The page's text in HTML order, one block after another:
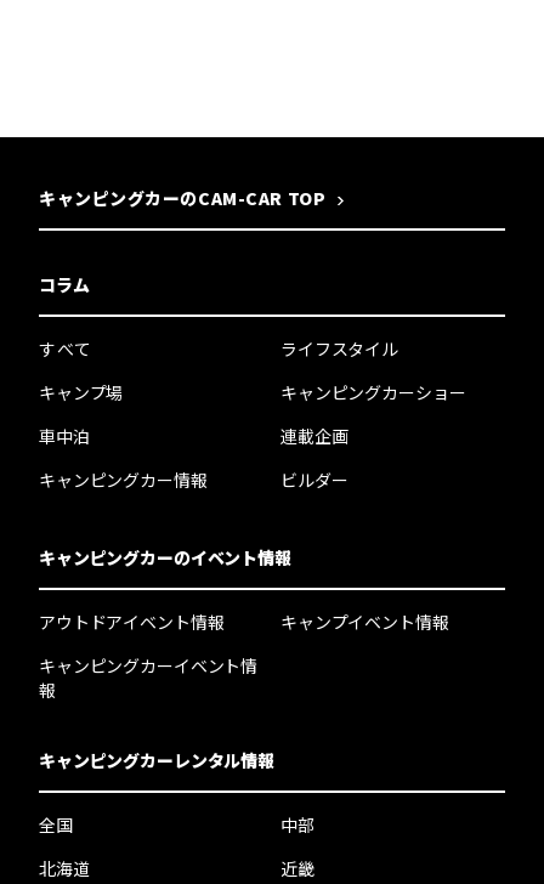
キャンピングカーのCAM-CAR TOP
コラム
すべて
キャンプ場
車中泊
キャンピングカー情報
ライフスタイル
キャンピングカーショー
連載企画
ビルダー
キャンピングカーのイベント情報
アウトドアイベント情報
キャンピングカーイベント情
報
キャンプイベント情報
キャンピングカーレンタル情報
全国
北海道
中部
近畿